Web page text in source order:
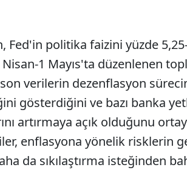
Fed'in politika faizini yüzde
1 Mayıs'ta düzenlenen
verilerin dezenflasyon
gösterdiğini ve bazı banka
artırmaya açık olduğunu
enflasyona yönelik risklerin
da sıkılaştırma isteğinden